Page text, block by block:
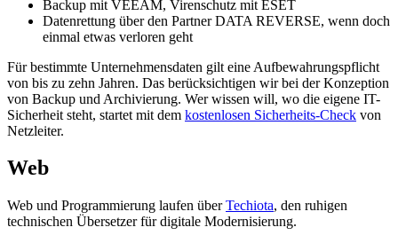
Backup mit VEEAM, Virenschutz mit ESET
Datenrettung über den Partner DATA REVERSE, wenn doch
einmal etwas verloren geht
Für bestimmte Unternehmensdaten gilt eine Aufbewahrungspflicht
von bis zu zehn Jahren. Das berücksichtigen wir bei der Konzeption
von Backup und Archivierung. Wer wissen will, wo die eigene IT-
Sicherheit steht, startet mit dem kostenlosen Sicherheits-Check von
Netzleiter.
Web
Web und Programmierung laufen überTechiota, den ruhigen
technischen Übersetzer für digitale Modernisierung.